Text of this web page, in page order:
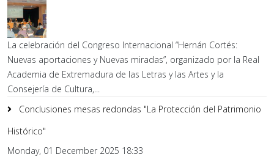
La celebración del Congreso Internacional “Hernán Cortés:
Nuevas aportaciones y Nuevas miradas”, organizado por la Real
Academia de Extremadura de las Letras y las Artes y la
Consejería de Cultura,...
Conclusiones mesas redondas "La Protección del Patrimonio
Histórico"
Monday, 01 December 2025 18:33